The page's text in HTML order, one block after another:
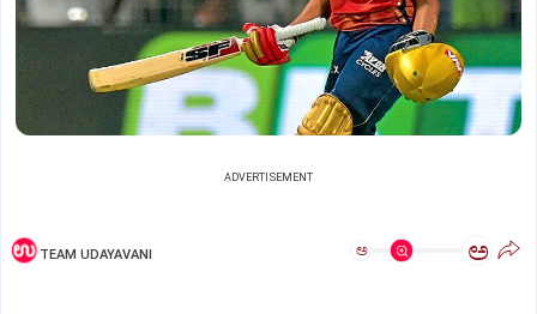
ADVERTISEMENT
TEAM UDAYAVANI ಅ ಅ